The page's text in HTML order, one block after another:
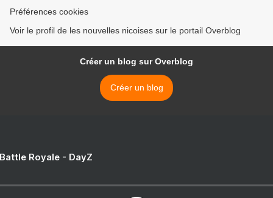
Préférences cookies
Voir le profil de les nouvelles nicoises sur le portail Overblog
Créer un blog sur Overblog
Créer un blog
Royale - DayZ